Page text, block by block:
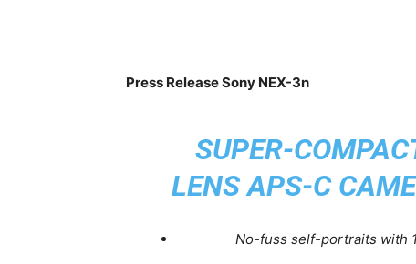
Press Release Sony NEX-3n
SUPER-
LENS APS-C
No-fuss self-portraits with